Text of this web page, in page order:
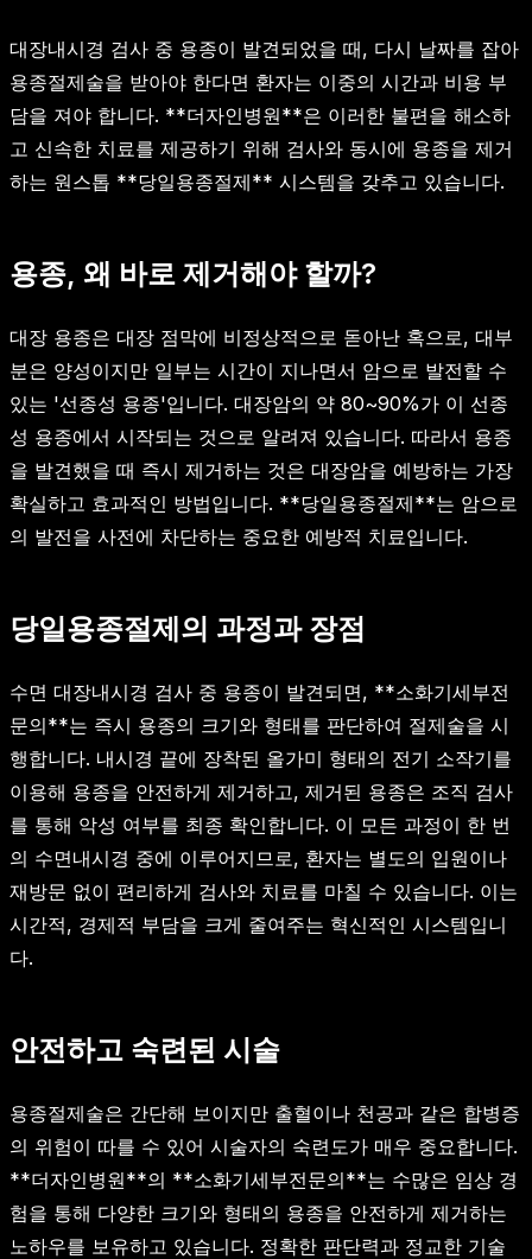
대장내시경 검사 중 용종이 발견되었을 때, 다시 날짜를 잡아
용종절제술을 받아야 한다면 환자는 이중의 시간과 비용 부
담을 져야 합니다. **더자인병원**은 이러한 불편을 해소하
고 신속한 치료를 제공하기 위해 검사와 동시에 용종을 제거
하는 원스톱 **당일용종절제** 시스템을 갖추고 있습니다.
용종, 왜 바로 제거해야 할까?
대장 용종은 대장 점막에 비정상적으로 돋아난 혹으로, 대부
분은 양성이지만 일부는 시간이 지나면서 암으로 발전할 수
있는 '선종성 용종'입니다. 대장암의 약 80~90%가 이 선종
성 용종에서 시작되는 것으로 알려져 있습니다. 따라서 용종
을 발견했을 때 즉시 제거하는 것은 대장암을 예방하는 가장
확실하고 효과적인 방법입니다. **당일용종절제**는 암으로
의 발전을 사전에 차단하는 중요한 예방적 치료입니다.
당일용종절제의 과정과 장점
수면 대장내시경 검사 중 용종이 발견되면, **소화기세부전
문의**는 즉시 용종의 크기와 형태를 판단하여 절제술을 시
행합니다. 내시경 끝에 장착된 올가미 형태의 전기 소작기를
이용해 용종을 안전하게 제거하고, 제거된 용종은 조직 검사
를 통해 악성 여부를 최종 확인합니다. 이 모든 과정이 한 번
의 수면내시경 중에 이루어지므로, 환자는 별도의 입원이나
재방문 없이 편리하게 검사와 치료를 마칠 수 있습니다. 이는
시간적, 경제적 부담을 크게 줄여주는 혁신적인 시스템입니
다.
안전하고 숙련된 시술
용종절제술은 간단해 보이지만 출혈이나 천공과 같은 합병증
의 위험이 따를 수 있어 시술자의 숙련도가 매우 중요합니다.
**더자인병원**의 **소화기세부전문의**는 수많은 임상 경
험을 통해 다양한 크기와 형태의 용종을 안전하게 제거하는
노하우를 보유하고 있습니다. 정확한 판단력과 정교한 기술